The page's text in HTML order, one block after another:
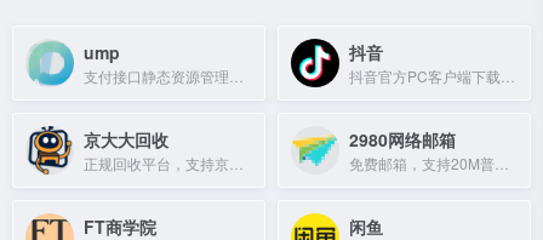
ump 抖音
京大大回收 2980网络邮箱
FT商学院 闲鱼